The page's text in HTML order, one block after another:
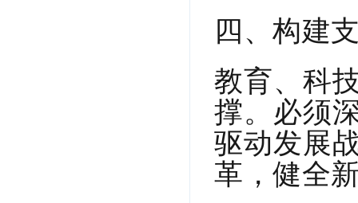
四、构建
教育、科
撑。必须
驱动发展
革，健全